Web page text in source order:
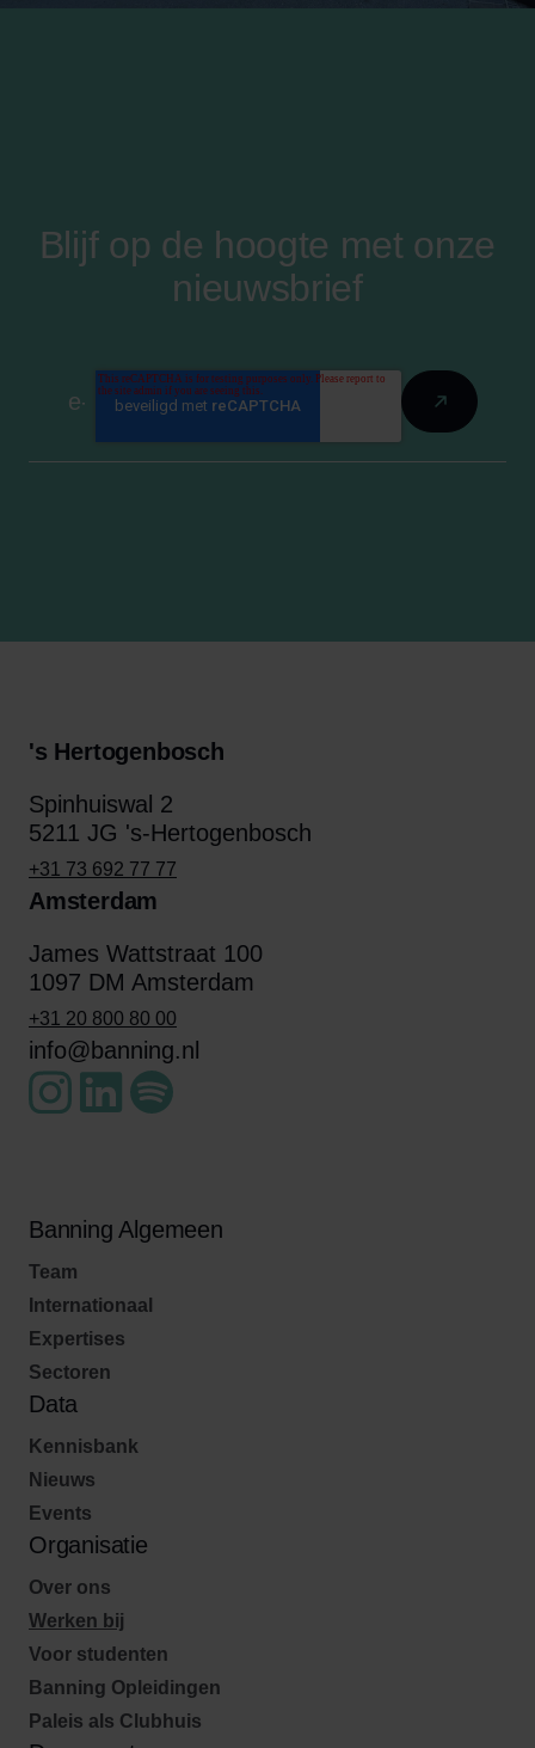
Blijf op de hoogte met onze
nieuwsbrief
's Hertogenbosch
Spinhuiswal 2
5211 JG 's-Hertogenbosch
+31 73 692 77 77
Amsterdam
James Wattstraat 100
1097 DM Amsterdam
+31 20 800 80 00
info@banning.nl
Banning Algemeen
Team
Internationaal
Expertises
Sectoren
Data
Kennisbank
Nieuws
Events
Organisatie
Over ons
Werken bij
Voor studenten
Banning Opleidingen
Paleis als Clubhuis